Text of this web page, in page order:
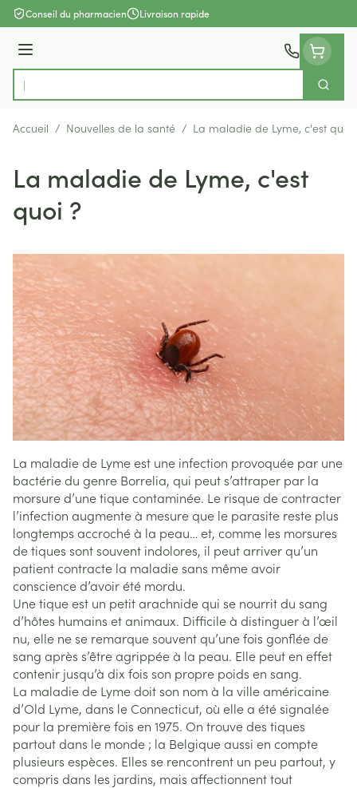
Aller au contenu
Conseil du pharmacien Livraison rapide
Menu
Rechercher
Accueil / Nouvelles de la santé / La maladie de Lyme, c'est quoi
La maladie de Lyme, c'est
quoi ?
La maladie de Lyme est une infection provoquée par une
bactérie du genre Borrelia, qui peut s’attraper par la
morsure d’une tique contaminée. Le risque de contracter
l’infection augmente à mesure que le parasite reste plus
longtemps accroché à la peau… et, comme les morsures
de tiques sont souvent indolores, il peut arriver qu’un
patient contracte la maladie sans même avoir
conscience d’avoir été mordu.
Une tique est un petit arachnide qui se nourrit du sang
d’hôtes humains et animaux. Difficile à distinguer à l’œil
nu, elle ne se remarque souvent qu’une fois gonflée de
sang après s’être agrippée à la peau. Elle peut en effet
contenir jusqu’à dix fois son propre poids en sang.
La maladie de Lyme doit son nom à la ville américaine
d’Old Lyme, dans le Connecticut, où elle a été signalée
pour la première fois en 1975. On trouve des tiques
partout dans le monde ; la Belgique aussi en compte
plusieurs espèces. Elles se rencontrent un peu partout, y
compris dans les jardins, mais affectionnent tout